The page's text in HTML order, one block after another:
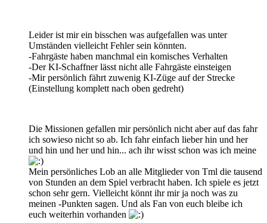
Leider ist mir ein bisschen was aufgefallen was unter
Umständen vielleicht Fehler sein könnten.
-Fahrgäste haben manchmal ein komisches Verhalten
-Der KI-Schaffner lässt nicht alle Fahrgäste einsteigen
-Mir persönlich fährt zuwenig KI-Züge auf der Strecke
(Einstellung komplett nach oben gedreht)
Die Missionen gefallen mir persönlich nicht aber auf das fahr
ich sowieso nicht so ab. Ich fahr einfach lieber hin und her
und hin und her und hin... ach ihr wisst schon was ich meine
Mein persönliches Lob an alle Mitglieder von Tml die tausend
von Stunden an dem Spiel verbracht haben. Ich spiele es jetzt
schon sehr gern. Vielleicht könnt ihr mir ja noch was zu
meinen -Punkten sagen. Und als Fan von euch bleibe ich
euch weiterhin vorhanden